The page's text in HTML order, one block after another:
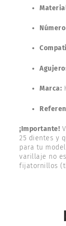
Marca:
¡Importante!
25 dientes y
para tu
varillaje no
fijatornillos